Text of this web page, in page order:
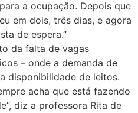
a ocupação. Depois que
em dois, três dias, e agora
de espera.”
da falta de vagas
– onde a demanda de
disponibilidade de leitos.
acha que está fazendo
diz a professora Rita de